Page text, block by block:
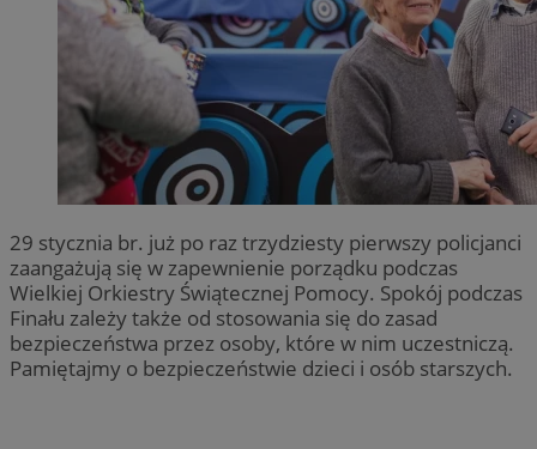
29 stycznia br. już po raz trzydziesty pierwszy policjanci
zaangażują się w zapewnienie porządku podczas
Wielkiej Orkiestry Świątecznej Pomocy. Spokój podczas
Finału zależy także od stosowania się do zasad
bezpieczeństwa przez osoby, które w nim uczestniczą.
Pamiętajmy o bezpieczeństwie dzieci i osób starszych.